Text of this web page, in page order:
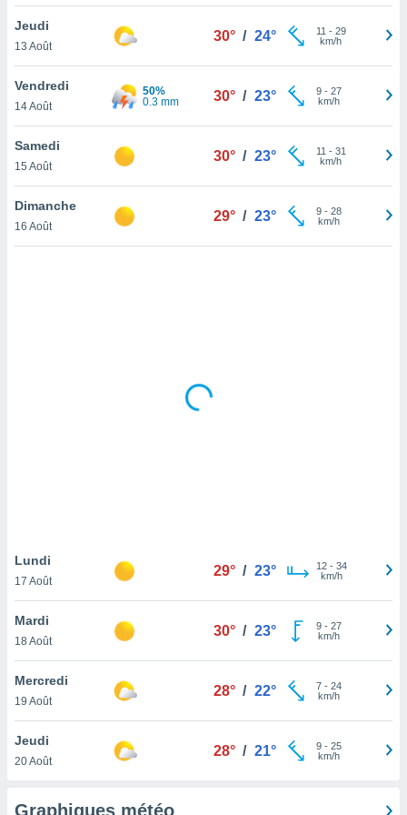
votre
à
en
le
notre
que
et que
Jeudi
13 Août
30° / 24° 11 - 29
km/h
Vendredi
14 Août
50%
0.3 mm
30° / 23° 9- 27
km/h
Samedi
15 Août
30° / 23° 11 - 31
km/h
Dimanche
16 Août
29° / 23° 9- 28
km/h
Lundi
17 Août
29° / 23° 12- 34
km/h
Mardi
18 Août
30° / 23° 9- 27
km/h
Mercredi
19 Août
28° / 22° 7- 24
km/h
Jeudi
20 Août
28° / 21° 9- 25
km/h
Graphiques météo